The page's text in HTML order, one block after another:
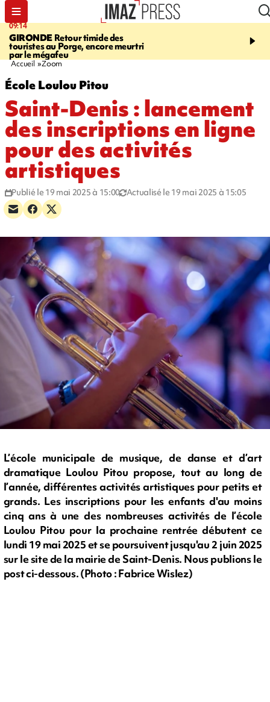
09:14
GIRONDE Retour timide des
touristes au Porge, encore meurtri
par le mégafeu
13:09
Des
font cinq morts en
Accueil Zoom
École Loulou Pitou
Saint-Denis : lancement
des inscriptions en ligne
pour des activités
artistiques
Publié le 19 mai 2025 à 15:00 Actualisé le 19 mai 2025 à 15:05
L’école municipale de musique, de danse et d’art
dramatique Loulou Pitou propose, tout au long de
l’année, différentes activités artistiques pour petits et
grands. Les inscriptions pour les enfants d'au moins
cinq ans à une des nombreuses activités de l’école
Loulou Pitou pour la prochaine rentrée débutent ce
lundi 19 mai 2025 et se poursuivent jusqu'au 2 juin 2025
sur le site de la mairie de Saint-Denis. Nous publions le
post ci-dessous. (Photo : Fabrice Wislez)